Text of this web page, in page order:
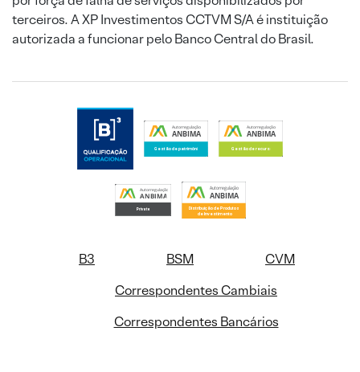
terceiros. A XP Investimentos CCTVM S/A é instituição
autorizada a funcionar pelo Banco Central do Brasil.
B3 BSM
CVM
Correspondentes Cambiais
Correspondentes Bancários